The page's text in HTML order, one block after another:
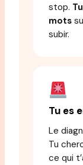
stop.
mots
subir.
Tu es
Le
Tu
ce qui